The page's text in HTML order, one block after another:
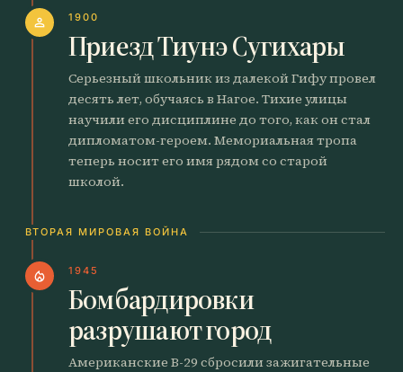
person 1900
Приезд Тиунэ Сугихары
Серьезный школьник из далекой Гифу провел
десять лет, обучаясь в Нагое. Тихие улицы
научили его дисциплине до того, как он стал
дипломатом-героем. Мемориальная тропа
теперь носит его имя рядом со старой
школой.
ВТОРАЯ МИРОВАЯ ВОЙНА
local_fire_department 1945
Бомбардировки
разрушают город
Американские B-29 сбросили зажигательные